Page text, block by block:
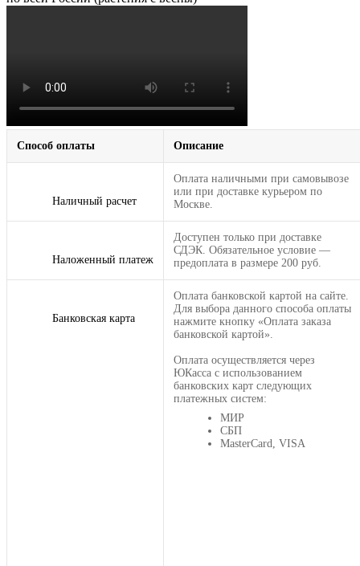
Способ оплаты Описание
Наличный расчет
Оплата наличными при самовывозе
или при доставке курьером по
Москве.
Наложенный платеж
Доступен только при доставке
СДЭК. Обязательное условие —
предоплата в размере 200 руб.
Банковская карта
Оплата банковской картой на сайте.
Для выбора данного способа оплаты
нажмите кнопку «Оплата заказа
банковской картой».
Оплата осуществляется через
ЮКасса с использованием
банковских карт следующих
платежных систем:
МИР
СБП
MasterCard, VISA